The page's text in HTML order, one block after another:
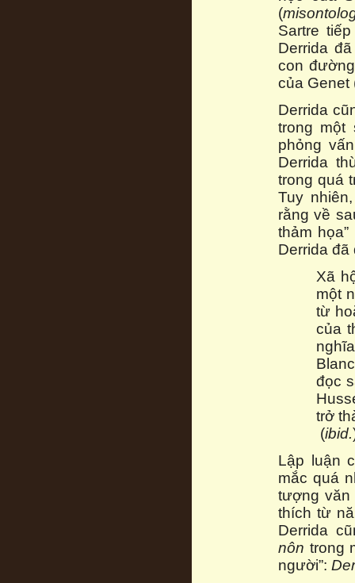
(
Sartre
Derrida
con
của Genet
Derrida
trong một
phỏng
Derrida
trong quá
Tuy
rằng về
thảm họa”
Derrida đã
Xã
một
từ
của
đọc
trở
(ibid.
Lập luận
mắc quá
tượng văn
thích từ
Derrida
nôn trong
người”: